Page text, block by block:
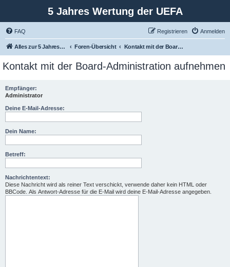
5 Jahres Wertung der UEFA
FAQ Anmelden
Registrieren
Alles zur 5 Jahreswertung / Tabelle der UEFA mit vielen Statistiken. Foren-Übersicht Kontakt mit der Board-Administration aufnehmen
Kontakt mit der Board-Administration aufnehmen
Empfänger:
Administrator
Deine E-Mail-Adresse:
Dein Name:
Betreff:
Nachrichtentext:
Diese Nachricht wird als reiner Text verschickt, verwende daher kein HTML oder
BBCode. Als Antwort-Adresse für die E-Mail wird deine E-Mail-Adresse angegeben.